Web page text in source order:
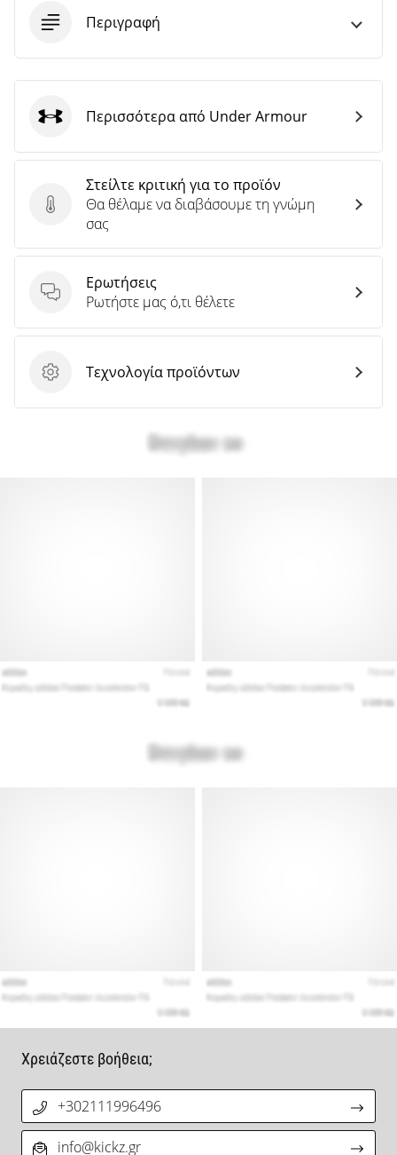
Περιγραφή
Στείλτε κριτική για το προϊόν
Στείλτε κριτική για το προϊόν
Θα θέλαμε να διαβάσουμε τη γνώμη
σας
Ερωτήσεις
Ερωτήσεις
Ρωτήστε μας ό,τι θέλετε
Τεχνολογία προϊόντων
Τεχνολογία προϊόντων
Under Armour
Περισσότερα από Under Armour
Χρειάζεστε βοήθεια;
+302111996496
info@kickz.gr